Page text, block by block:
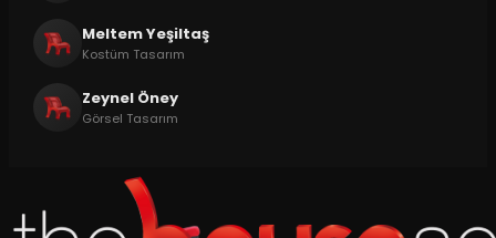
Meltem Yeşiltaş
Kostüm Tasarım
Zeynel Öney
Görsel Tasarım